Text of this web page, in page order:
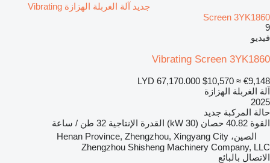
جديد آلة الغربلة الهزازة Vibrating
Screen 3YK1860
9
فيديو
Vibrating Screen 3YK1860
LYD 67,170.000 $10,570 ≈ €9,148
آلة الغربلة الهزازة
2025
حالة المركبة جديد
القوة 40.82 حصان (30 kW) القدرة الإنتاجية 32 طن / ساعة
الصين، Henan Province, Zhengzhou, Xingyang City
Zhengzhou Shisheng Machinery Company, LLC
الاتصال بالبائع